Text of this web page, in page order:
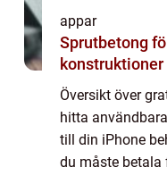
appar
Sprutbetong
konstruktioner
Översikt över
hitta
till din iPhone
du måste betala